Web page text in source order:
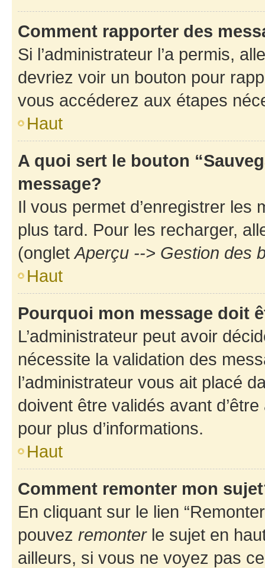
Comment rapporter des
Si l’administrateur l’a permis,
devriez voir un bouton pour
vous accéderez aux étapes
Haut
A quoi sert le bouton
message?
Il vous permet d’enregistrer
plus tard. Pour les recharger,
(ongletAperçu --> Gestion des
Haut
Pourquoi mon message doit
L’administrateur peut avoir
nécessite la validation des
l’administrateur vous ait placé
doivent être validés avant
pour plus d’informations.
Haut
Comment remonter mon
En cliquant sur le lien
pouvez remonterle sujet en
ailleurs, si vous ne voyez pas